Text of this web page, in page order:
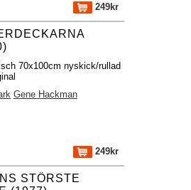
249kr
70x100cm nyskick/rullad
Gene Hackman
249kr
STÖRSTE